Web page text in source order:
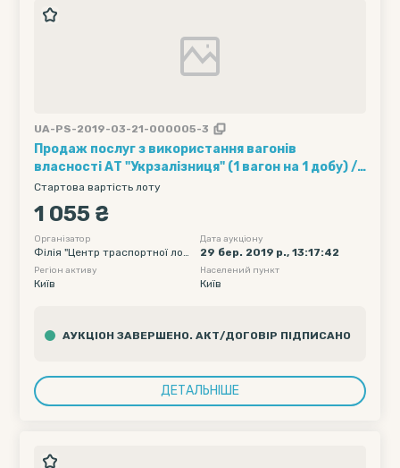
UA-PS-2019-03-21-000005-3
Продаж послуг з використання вагонів
власності АТ "Укрзалізниця" (1 вагон на 1 добу) ///
Кількість вагонів - 10, Рухомий склад - Хопер-
зерновози, Обмеження полігону навантаження -
без обмеження, Дата подачі вагону початкова -
2019-04-14 00:00, Дата подачі вагону кінцева -
2019-04-18 23:55
Стартова вартість лоту
1 055 ₴
Організатор
Філія "Центр траспортної логі
стики" ПАТ "Укрзалізниця"
Дата аукціону
29 бер. 2019 р., 13:17:42
Регіон активу
Київ
Населений пункт
Київ
АУКЦІОН ЗАВЕРШЕНО. АКТ/ДОГОВІР ПІДПИСАНО
ДЕТАЛЬНІШЕ